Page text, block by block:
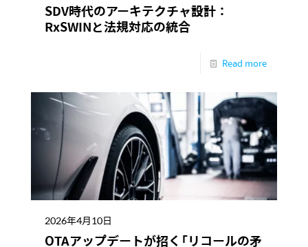
SDV時代のアーキテクチャ設計：
RxSWINと法規対応の統合
Read more
2026年4月10日
OTAアップデートが招く「リコールの矛